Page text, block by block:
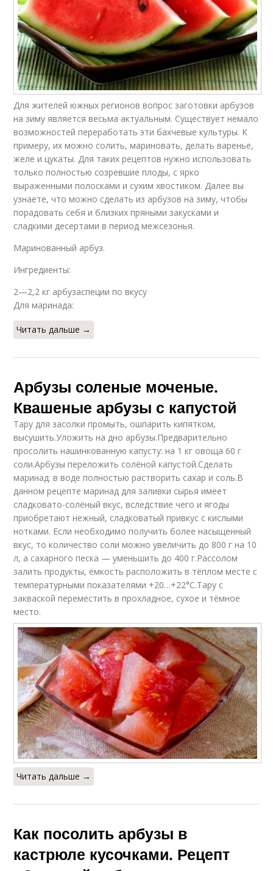
Арбузы с яблоками Арбуз с чесноком
Арбузы в литровых
Арбуз для
консервации
Арбузы с фото
Арбузы в домашних
условиях
Арбузы с уксусом
Для жителей южных регионов вопрос заготовки арбузов
на зиму является весьма актуальным. Существует немало
возможностей переработать эти бахчевые культуры. К
примеру, их можно солить, мариновать, делать варенье,
желе и цукаты. Для таких рецептов нужно использовать
только полностью созревшие плоды, с ярко
выраженными полосками и сухим хвостиком. Далее вы
узнаете, что можно сделать из арбузов на зиму, чтобы
порадовать себя и близких пряными закусками и
сладкими десертами в период межсезонья.
Маринованный арбуз.
Ингредиенты:
2—2,2 кг арбузаспеции по вкусу
Для маринада:
Читать дальше →
Арбузы соленые моченые.
Квашеные арбузы с капустой
Тару для засолки промыть, ошпарить кипятком,
высушить.Уложить на дно арбузы.Предварительно
просолить нашинкованную капусту: на 1 кг овоща 60 г
соли.Арбузы переложить солёной капустой.Сделать
маринад: в воде полностью растворить сахар и соль.В
данном рецепте маринад для заливки сырья имеет
сладковато-солёный вкус, вследствие чего и ягоды
приобретают нежный, сладковатый привкус с кислыми
нотками. Если необходимо получить более насыщенный
вкус, то количество соли можно увеличить до 800 г на 10
л, а сахарного песка — уменьшить до 400 г.Рассолом
залить продукты, ёмкость расположить в тёплом месте с
температурными показателями +20…+22°С.Тару с
закваской переместить в прохладное, сухое и тёмное
место.
Читать дальше →
Как посолить арбузы в
кастрюле кусочками. Рецепт